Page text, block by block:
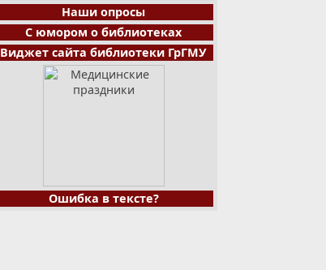
Наши опросы
С юмором о библиотеках
Виджет сайта библиотеки ГрГМУ
Ошибка в тексте?